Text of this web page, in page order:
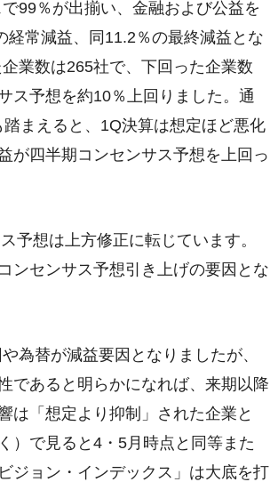
99％が出揃い、金融および公益を
常減益、同11.2％の最終減益とな
業数は265社で、下回った企業数
ス予想を約10％上回りました。通
まえると、1Q決算は想定ほど悪化
が四半期コンセンサス予想を上回っ
予想は上方修正に転じています。
ンセンサス予想引き上げの要因とな
為替が減益要因となりましたが、
であると明らかになれば、来期以降
は「想定より抑制」された企業と
）で見ると4・5月時点と同等また
ジョン・インデックス」は大底を打